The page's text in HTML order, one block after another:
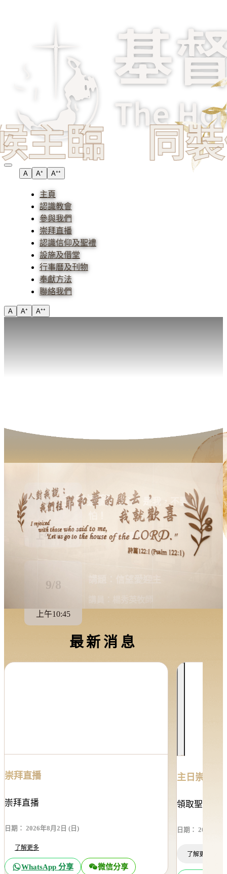
A A⁺ A⁺⁺
主頁
認識教會
參與我們
崇拜直播
認識信仰及聖禮
設施及借堂
行事曆及刊物
奉獻方法
聯絡我們
A A⁺ A⁺⁺
2/8
上午10:45
主日崇拜講題：放心！是我，不要
講員：潘國賢牧師
9/8
上午10:45
主日崇拜
最新消息
崇拜直播
崇拜直播
日期 ： 2026年8月2日 (日)
了解更多
WhatsApp 分享 微信分享
主日崇拜
領取聖餐套
日期 ： 2026年8
了解更多
同裝備・